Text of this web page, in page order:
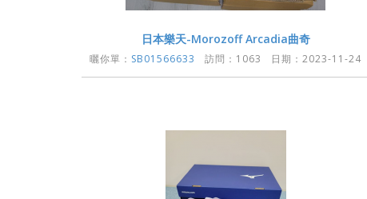
日本樂天-Morozoff Arcadia曲奇
曬你單： SB01566633 訪問：1063 日期：2023-11-24